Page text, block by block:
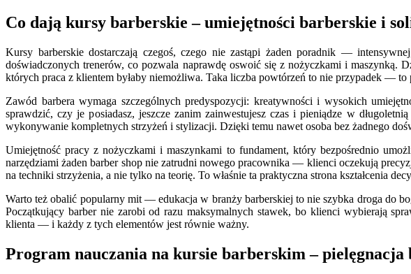
Co dają kursy barberskie – umiejętności barberskie i
Kursy barberskie dostarczają czegoś, czego nie zastąpi żaden poradnik —
doświadczonych trenerów, co pozwala naprawdę oswoić się z nożyczkami i maszynką.
których praca z klientem byłaby niemożliwa. Taka liczba powtórzeń to nie przypadek —
Zawód barbera wymaga szczególnych predyspozycji: kreatywności i wysokich
sprawdzić, czy je posiadasz, jeszcze zanim zainwestujesz czas i pieniądze w
wykonywanie kompletnych strzyżeń i stylizacji. Dzięki temu nawet osoba bez żadnego
Umiejętność pracy z nożyczkami i maszynkami to fundament, który bezpośrednio
narzędziami żaden barber shop nie zatrudni nowego pracownika — klienci oczekują
na techniki strzyżenia, a nie tylko na teorię. To właśnie ta praktyczna strona kształcenia
Warto też obalić popularny mit — edukacja w branży barberskiej to nie szybka droga do
Początkujący barber nie zarobi od razu maksymalnych stawek, bo klienci wybierają
klienta — i każdy z tych elementów jest równie ważny.
Program nauczania na kursie barberskim – pielęgnacja